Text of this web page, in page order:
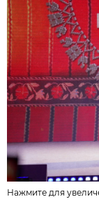
Нажмите для